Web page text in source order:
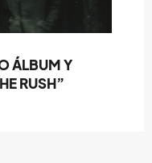
ÁLBUM Y
RUSH”